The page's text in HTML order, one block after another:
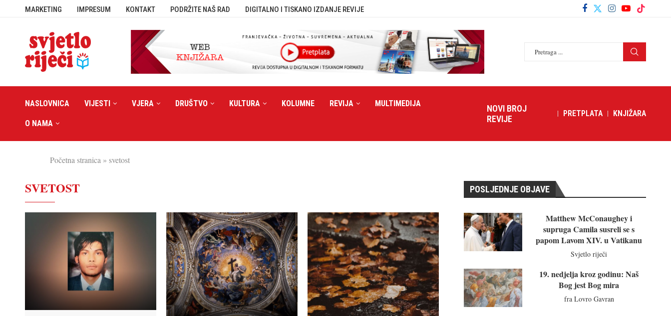
MARKETING IMPRESUM KONTAKT PODRŽITE NAŠ RAD DIGITALNO I TISKANO IZDANJE REVIJE
NASLOVNICA VIJESTI VJERA DRUŠTVO KULTURA KOLUMNE REVIJA MULTIMEDIJA
O NAMA
NOVI BROJ
REVIJE
PRETPLATA KNJIŽARA
Početna stranica » svetost
SVETOST POSLJEDNJE OBJAVE
Matthew McConaughey i
supruga Camila susreli se s
papom Lavom XIV. u Vatikanu
Svjetlo riječi
19. nedjelja kroz godinu: Naš
Bog jest Bog mira
fra Lovro Gavran